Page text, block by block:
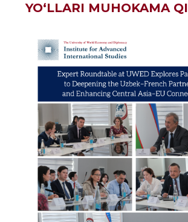
YO‘LLARI MUHOKAMA